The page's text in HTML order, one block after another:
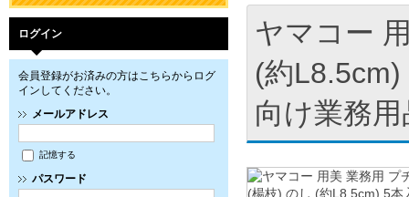
ログイン
会員登録がお済みの方はこちらからログ
インしてください。
メールアドレス
記憶する
パスワード
ヤマコー
(約
向け業務